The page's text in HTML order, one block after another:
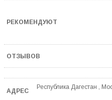
Республика Дагестан ,